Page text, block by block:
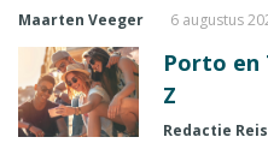
Maarten Veeger 6 augustus
Porto en
Z
Redactie